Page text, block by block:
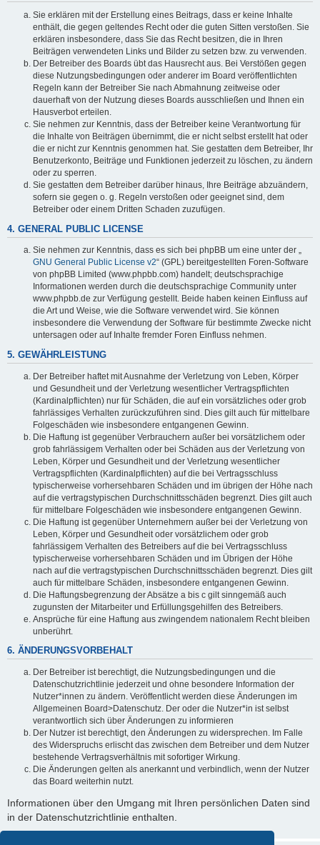
Sie erklären mit der Erstellung eines Beitrags, dass er keine Inhalte
enthält, die gegen geltendes Recht oder die guten Sitten verstoßen. Sie
erklären insbesondere, dass Sie das Recht besitzen, die in Ihren
Beiträgen verwendeten Links und Bilder zu setzen bzw. zu verwenden.
Der Betreiber des Boards übt das Hausrecht aus. Bei Verstößen gegen
diese Nutzungsbedingungen oder anderer im Board veröffentlichten
Regeln kann der Betreiber Sie nach Abmahnung zeitweise oder
dauerhaft von der Nutzung dieses Boards ausschließen und Ihnen ein
Hausverbot erteilen.
Sie nehmen zur Kenntnis, dass der Betreiber keine Verantwortung für
die Inhalte von Beiträgen übernimmt, die er nicht selbst erstellt hat oder
die er nicht zur Kenntnis genommen hat. Sie gestatten dem Betreiber, Ihr
Benutzerkonto, Beiträge und Funktionen jederzeit zu löschen, zu ändern
oder zu sperren.
Sie gestatten dem Betreiber darüber hinaus, Ihre Beiträge abzuändern,
sofern sie gegen o. g. Regeln verstoßen oder geeignet sind, dem
Betreiber oder einem Dritten Schaden zuzufügen.
4. GENERAL PUBLIC LICENSE
Sie nehmen zur Kenntnis, dass es sich bei phpBB um eine unter der „
GNU General Public License v2“ (GPL) bereitgestellten Foren-Software
von phpBB Limited (www.phpbb.com) handelt; deutschsprachige
Informationen werden durch die deutschsprachige Community unter
www.phpbb.de zur Verfügung gestellt. Beide haben keinen Einfluss auf
die Art und Weise, wie die Software verwendet wird. Sie können
insbesondere die Verwendung der Software für bestimmte Zwecke nicht
untersagen oder auf Inhalte fremder Foren Einfluss nehmen.
5. GEWÄHRLEISTUNG
Der Betreiber haftet mit Ausnahme der Verletzung von Leben, Körper
und Gesundheit und der Verletzung wesentlicher Vertragspflichten
(Kardinalpflichten) nur für Schäden, die auf ein vorsätzliches oder grob
fahrlässiges Verhalten zurückzuführen sind. Dies gilt auch für mittelbare
Folgeschäden wie insbesondere entgangenen Gewinn.
Die Haftung ist gegenüber Verbrauchern außer bei vorsätzlichem oder
grob fahrlässigem Verhalten oder bei Schäden aus der Verletzung von
Leben, Körper und Gesundheit und der Verletzung wesentlicher
Vertragspflichten (Kardinalpflichten) auf die bei Vertragsschluss
typischerweise vorhersehbaren Schäden und im übrigen der Höhe nach
auf die vertragstypischen Durchschnittsschäden begrenzt. Dies gilt auch
für mittelbare Folgeschäden wie insbesondere entgangenen Gewinn.
Die Haftung ist gegenüber Unternehmern außer bei der Verletzung von
Leben, Körper und Gesundheit oder vorsätzlichem oder grob
fahrlässigem Verhalten des Betreibers auf die bei Vertragsschluss
typischerweise vorhersehbaren Schäden und im Übrigen der Höhe
nach auf die vertragstypischen Durchschnittsschäden begrenzt. Dies gilt
auch für mittelbare Schäden, insbesondere entgangenen Gewinn.
Die Haftungsbegrenzung der Absätze a bis c gilt sinngemäß auch
zugunsten der Mitarbeiter und Erfüllungsgehilfen des Betreibers.
Ansprüche für eine Haftung aus zwingendem nationalem Recht bleiben
unberührt.
6. ÄNDERUNGSVORBEHALT
Der Betreiber ist berechtigt, die Nutzungsbedingungen und die
Datenschutzrichtlinie jederzeit und ohne besondere Information der
Nutzer*innen zu ändern. Veröffentlicht werden diese Änderungen im
Allgemeinen Board>Datenschutz. Der oder die Nutzer*in ist selbst
verantwortlich sich über Änderungen zu informieren
Der Nutzer ist berechtigt, den Änderungen zu widersprechen. Im Falle
des Widerspruchs erlischt das zwischen dem Betreiber und dem Nutzer
bestehende Vertragsverhältnis mit sofortiger Wirkung.
Die Änderungen gelten als anerkannt und verbindlich, wenn der Nutzer
das Board weiterhin nutzt.
Informationen über den Umgang mit Ihren persönlichen Daten sind
in der Datenschutzrichtlinie enthalten.